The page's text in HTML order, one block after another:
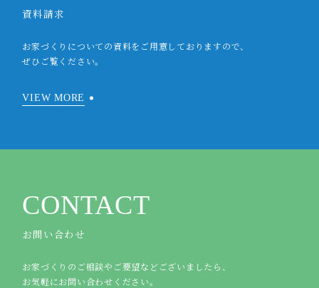
資料請求
お家づくりについての資料をご用意しておりますので、
ぜひご覧ください。
VIEW MORE
CONTACT
お問い合わせ
お家づくりのご相談やご要望などございましたら、
お気軽にお問い合わせください。